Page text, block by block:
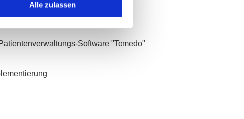
Alle zulassen
Software "Tomedo"